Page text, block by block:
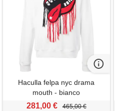
Haculla felpa nyc drama
mouth - bianco
281,00 € 465,00 €